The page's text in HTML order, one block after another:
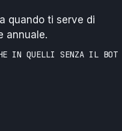
quando ti serve di
annuale.
IN QUELLI SENZA IL BOT